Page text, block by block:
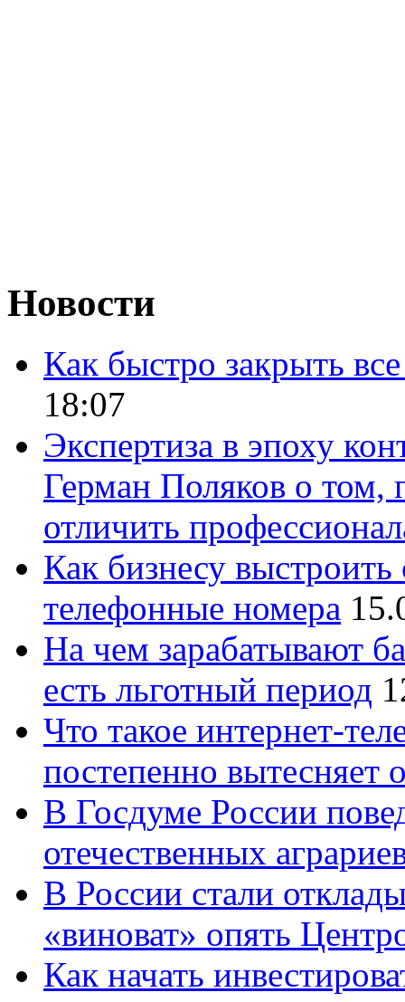
Новости
Как быстро закрыть
18:07
Экспертиза в эпоху
Герман Поляков о том,
отличить
Как бизнесу
телефонные номера
На чем зарабатывают
есть льготный период
Что такое интернет-
постепенно вытесняет
В Госдуме России
отечественных
В России стали
«виноват» опять
Как начать